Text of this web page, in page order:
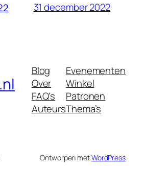
31 december 2022
Blog
Over
FAQ's
Auteurs
Evenementen
Winkel
Patronen
Thema’s
Ontworpen metWordPress